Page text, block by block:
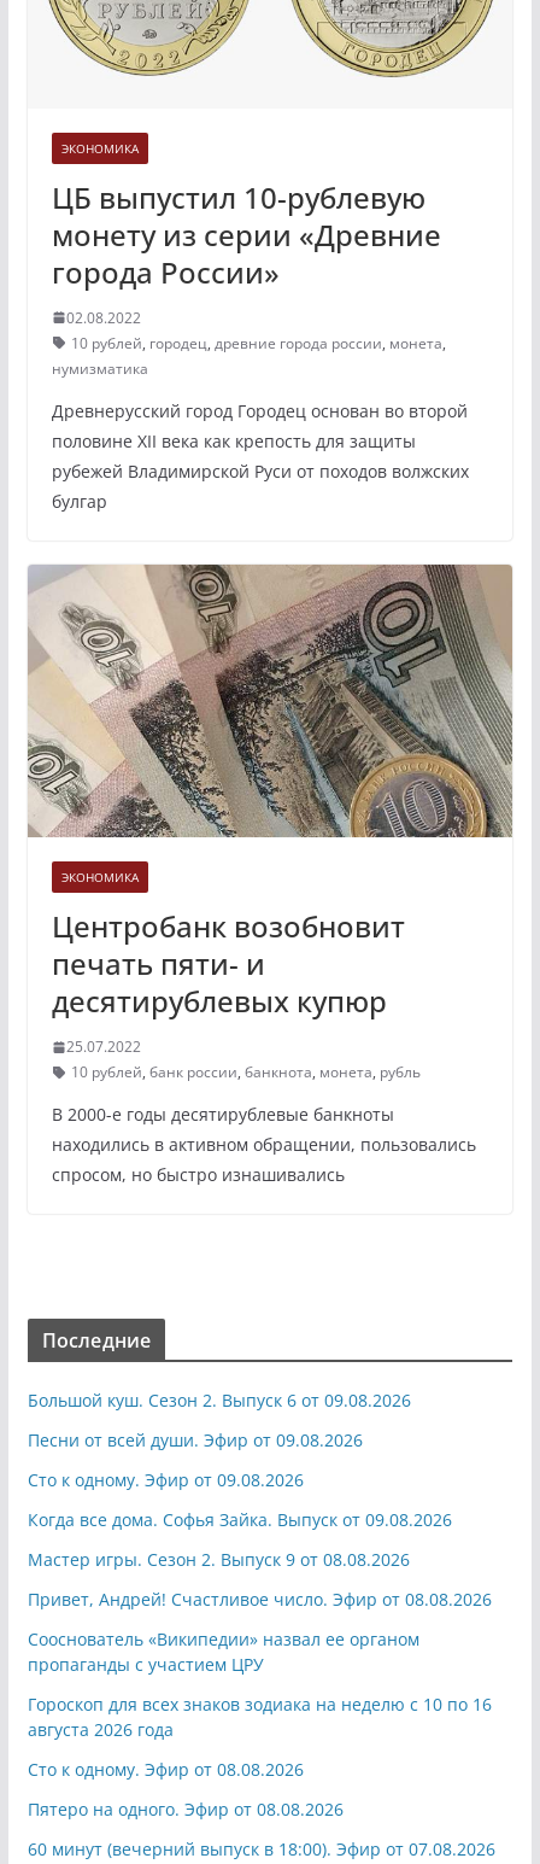
ЭКОНОМИКА
ЦБ выпустил 10-рублевую
монету из серии «Древние
города России»
02.08.2022
10 рублей, городец, древние города россии, монета,
нумизматика
Древнерусский город Городец основан во второй
половине XII века как крепость для защиты
рубежей Владимирской Руси от походов волжских
булгар
ЭКОНОМИКА
Центробанк возобновит
печать пяти- и
десятирублевых купюр
25.07.2022
10 рублей, банк россии, банкнота, монета, рубль
В 2000-е годы десятирублевые банкноты
находились в активном обращении, пользовались
спросом, но быстро изнашивались
Последние
Большой куш. Сезон 2. Выпуск 6 от 09.08.2026
Песни от всей души. Эфир от 09.08.2026
Сто к одному. Эфир от 09.08.2026
Когда все дома. Софья Зайка. Выпуск от 09.08.2026
Мастер игры. Сезон 2. Выпуск 9 от 08.08.2026
Привет, Андрей! Счастливое число. Эфир от 08.08.2026
Сооснователь «Википедии» назвал ее органом
пропаганды с участием ЦРУ
Гороскоп для всех знаков зодиака на неделю с 10 по 16
августа 2026 года
Сто к одному. Эфир от 08.08.2026
Пятеро на одного. Эфир от 08.08.2026
60 минут (вечерний выпуск в 18:00). Эфир от 07.08.2026